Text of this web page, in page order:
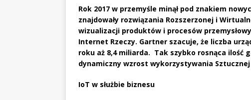
Rok 2017 w przemyśle minął pod znakiem
znajdowały rozwiązania Rozszerzonej i
wizualizacji produktów i procesów
Internet Rzeczy. Gartner szacuje, że liczba
roku aż 8,4 miliarda. Tak szybko rosnąca ilość
dynamiczny wzrost wykorzystywania
IoT w służbie biznesu